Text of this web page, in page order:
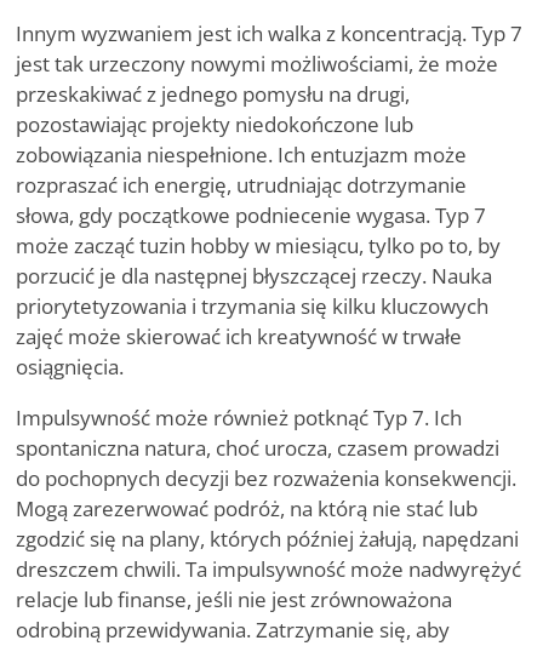
Innym wyzwaniem jest ich walka z koncentracją. Typ 7
jest tak urzeczony nowymi możliwościami, że może
przeskakiwać z jednego pomysłu na drugi,
pozostawiając projekty niedokończone lub
zobowiązania niespełnione. Ich entuzjazm może
rozpraszać ich energię, utrudniając dotrzymanie
słowa, gdy początkowe podniecenie wygasa. Typ 7
może zacząć tuzin hobby w miesiącu, tylko po to, by
porzucić je dla następnej błyszczącej rzeczy. Nauka
priorytetyzowania i trzymania się kilku kluczowych
zajęć może skierować ich kreatywność w trwałe
osiągnięcia.
Impulsywność może również potknąć Typ 7. Ich
spontaniczna natura, choć urocza, czasem prowadzi
do pochopnych decyzji bez rozważenia konsekwencji.
Mogą zarezerwować podróż, na którą nie stać lub
zgodzić się na plany, których później żałują, napędzani
dreszczem chwili. Ta impulsywność może nadwyrężyć
relacje lub finanse, jeśli nie jest zrównoważona
odrobiną przewidywania. Zatrzymanie się, aby